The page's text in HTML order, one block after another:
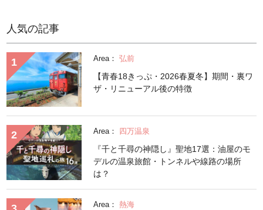
人気の記事
Area： 弘前
【青春18きっぷ・2026春夏冬】期間・裏ワ
ザ・リニューアル後の特徴
Area： 四万温泉
『千と千尋の神隠し』聖地17選：油屋のモ
デルの温泉旅館・トンネルや線路の場所
は？
Area： 熱海